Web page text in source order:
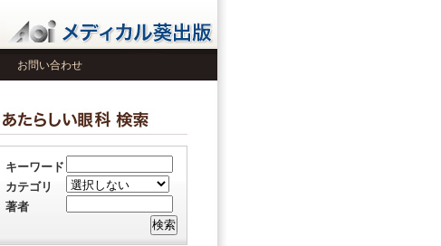
お問い合わせ
キーワード
カテゴリ
著者